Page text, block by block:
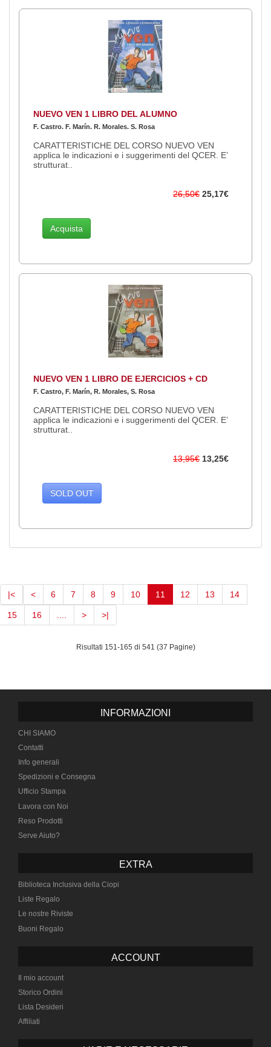
NUEVO VEN 1 LIBRO DEL ALUMNO
F. Castro. F. Marín. R. Morales. S. Rosa
CARATTERISTICHE DEL CORSO NUEVO VEN
applica le indicazioni e i suggerimenti del QCER. E’
strutturat..
26,50€ 25,17€
Acquista
NUEVO VEN 1 LIBRO DE EJERCICIOS + CD
F. Castro, F. Marín, R. Morales, S. Rosa
CARATTERISTICHE DEL CORSO NUEVO VEN
applica le indicazioni e i suggerimenti del QCER. E’
strutturat..
13,95€ 13,25€
SOLD OUT
|< < 6 7 8 9 10 11 (current)
12 13 14
15 16 > >|
Risultati 151-165 di 541 (37 Pagine)
INFORMAZIONI
CHI SIAMO
Contatti
Info generali
Spedizioni e Consegna
Ufficio Stampa
Lavora con Noi
Reso Prodotti
Serve Aiuto?
EXTRA
Biblioteca Inclusiva della Ciopi
Liste Regalo
Le nostre Riviste
Buoni Regalo
ACCOUNT
Il mio account
Storico Ordini
Lista Desideri
Affiliati